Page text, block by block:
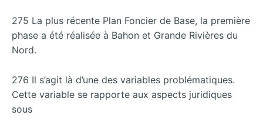
275 La plus récente Plan Foncier de Base, la première
phase a été réalisée à Bahon et Grande Rivières du
Nord.
276 Il s’agit là d’une des variables problématiques.
Cette variable se rapporte aux aspects juridiques
sous